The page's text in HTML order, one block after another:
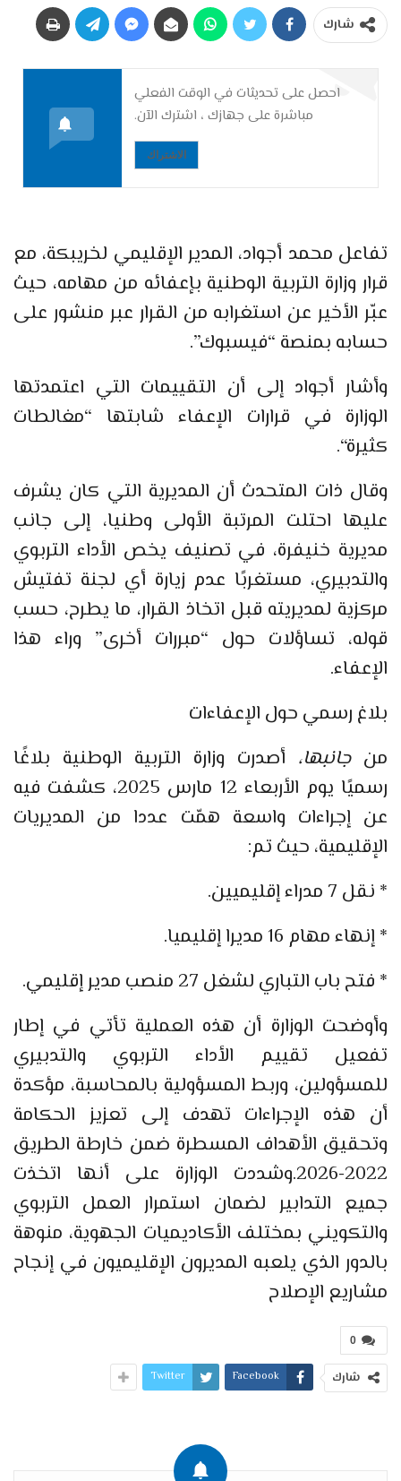
شارك
احصل على تحديثات في الوقت الفعلي
مباشرة على جهازك ، اشترك الآن.
الاشتراك
تفاعل محمد أجواد، المدير الإقليمي لخريبكة، مع
قرار وزارة التربية الوطنية بإعفائه من مهامه، حيث
عبّر الأخير عن استغرابه من القرار عبر منشور على
حسابه بمنصة “فيسبوك”.
وأشار أجواد إلى أن التقييمات التي اعتمدتها
الوزارة في قرارات الإعفاء شابتها “مغالطات
كثيرة“.
وقال ذات المتحدث أن المديرية التي كان يشرف
عليها احتلت المرتبة الأولى وطنيا، إلى جانب
مديرية خنيفرة، في تصنيف يخص الأداء التربوي
والتدبيري، مستغربًا عدم زيارة أي لجنة تفتيش
مركزية لمديريته قبل اتخاذ القرار، ما يطرح، حسب
قوله، تساؤلات حول “مبررات أخرى” وراء هذا
الإعفاء.
بلاغ رسمي حول الإعفاءات
منجانبها، أصدرت وزارة التربية الوطنية بلاغًا
رسميًا يوم الأربعاء 12 مارس 2025، كشفت فيه
عن إجراءات واسعة همّت عددا من المديريات
الإقليمية، حيث تم:
* نقل 7 مدراء إقليميين.
* إنهاء مهام 16 مديرا إقليميا.
* فتح باب التباري لشغل 27 منصب مدير إقليمي.
وأوضحت الوزارة أن هذه العملية تأتي في إطار
تفعيل تقييم الأداء التربوي والتدبيري
للمسؤولين، وربط المسؤولية بالمحاسبة، مؤكدة
أن هذه الإجراءات تهدف إلى تعزيز الحكامة
وتحقيق الأهداف المسطرة ضمن خارطة الطريق
2022-2026.وشددت الوزارة على أنها اتخذت
جميع التدابير لضمان استمرار العمل التربوي
والتكويني بمختلف الأكاديميات الجهوية، منوهة
بالدور الذي يلعبه المديرون الإقليميون في إنجاح
مشاريع الإصلاح
0
شارك Facebook
Twitter